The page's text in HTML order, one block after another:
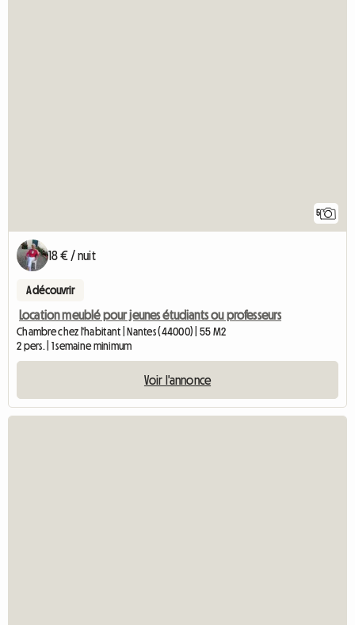
5
18 € / nuit
A découvrir
Location meublé pour jeunes étudiants ou professeurs
Chambre chez l'habitant | Nantes (44000) | 55 M2
2 pers. | 1 semaine minimum
Voir l'annonce